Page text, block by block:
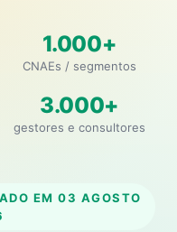
1.000+
CNAEs / segmentos
3.000+
gestores e consultores
EM 03 AGOSTO